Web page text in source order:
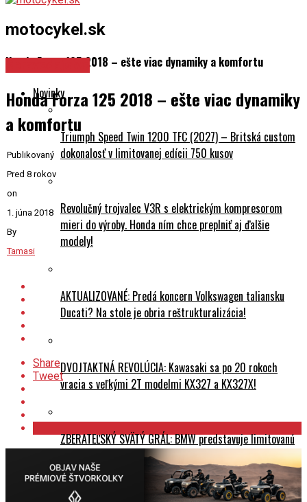
motocykel.sk
Honda Forza 125 2018 – ešte viac dynamiky a komfortu
Novinky
Triumph Speed Twin 1200 TFC (2027) – Britská custom
dokonalosť v limitovanej edícii 750 kusov
Revolučný trojvalec V3R s elektrickým kompresorom
mieri do výroby. Honda ním chce preplniť aj ďalšie
modely!
AKTUALIZOVANÉ: Predá koncern Volkswagen taliansku
Ducati? Na stole je obria reštrukturalizácia!
DVOJTAKTNÁ REVOLÚCIA: Kawasaki sa po 20 rokoch
vracia s veľkými 2T modelmi KX327 a KX327X!
ZBERATEĽSKÝ SVÄTÝ GRÁL: BMW predstavuje limitovanú
edíciu M 1000 RR Isle of Man TT!
Testy a recenzie
Honda Forza 125 2018 – ešte viac dynamiky
a komfortu
Publikovaný
Pred 8 rokov
on
1. júna 2018
By
Tamasi
Share
Tweet